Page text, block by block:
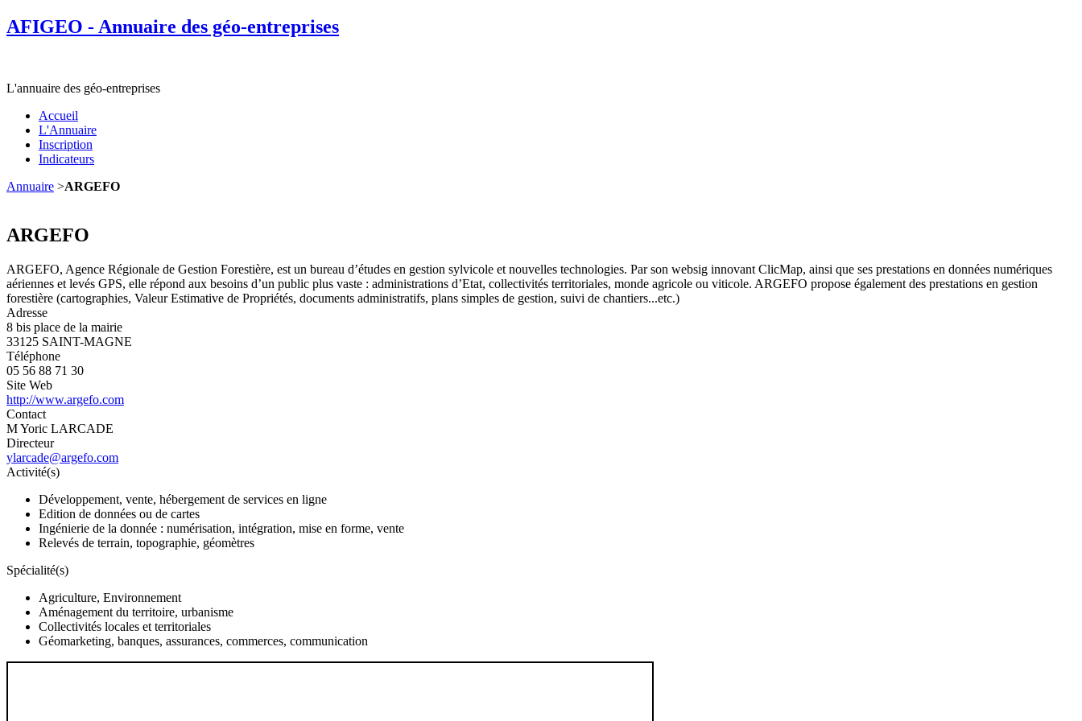
AFIGEO - Annuaire des géo-entreprises
L'annuaire des géo-entreprises
Accueil
L'Annuaire
Inscription
Indicateurs
Annuaire >ARGEFO
ARGEFO
ARGEFO, Agence Régionale de Gestion Forestière, est un bureau d’études en gestion sylvicole et nouvelles technologies. Par son websig innovant ClicMap, ainsi que ses prestations en données numériques
aériennes et levés GPS, elle répond aux besoins d’un public plus vaste : administrations d’Etat, collectivités territoriales, monde agricole ou viticole. ARGEFO propose également des prestations en gestion
forestière (cartographies, Valeur Estimative de Propriétés, documents administratifs, plans simples de gestion, suivi de chantiers...etc.)
Adresse
8 bis place de la mairie
33125 SAINT-MAGNE
Téléphone
05 56 88 71 30
Site Web
http://www.argefo.com
Contact
M Yoric LARCADE
Directeur
ylarcade@argefo.com
Activité(s)
Développement, vente, hébergement de services en ligne
Edition de données ou de cartes
Ingénierie de la donnée : numérisation, intégration, mise en forme, vente
Relevés de terrain, topographie, géomètres
Spécialité(s)
Agriculture, Environnement
Aménagement du territoire, urbanisme
Collectivités locales et territoriales
Géomarketing, banques, assurances, commerces, communication